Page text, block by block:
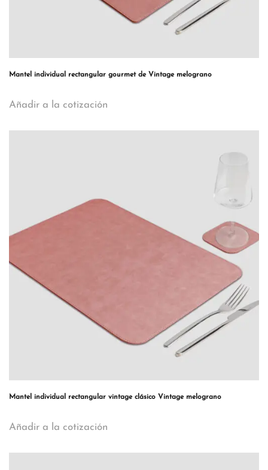
Mantel individual rectangular gourmet de Vintage melograno
Añadir a la cotización
Mantel individual rectangular vintage clásico Vintage melograno
Añadir a la cotización